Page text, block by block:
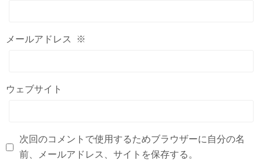
メールアドレス ※
ウェブサイト
次回のコメントで使用するためブラウザーに自分の名
前、メールアドレス、サイトを保存する。